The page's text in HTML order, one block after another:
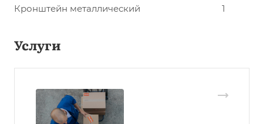
Кронштейн металлический
1
Услуги